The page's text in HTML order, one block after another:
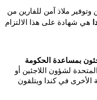
تلتزم كندا التزاماً قوياً بحماية اللاجئين وتوفير ملاذ آمن للفارين من
المحالين من قبل مفوضية الأمم المتحدة لشؤون اللاجئين أو
غيرها من منظمات الإحالة المعينة الأخرى في كندا ويتلقون